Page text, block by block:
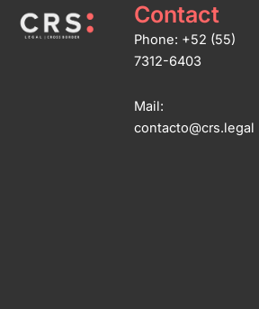
Contact
Phone: +52 (55)
7312-6403
Mail:
contacto@crs.legal